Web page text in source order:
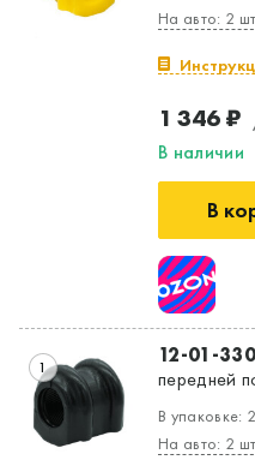
Да, верно
На авто: 2
1 346 ₽
В наличии
В
1 12-01-
передней
В упаковке:
На авто: 2